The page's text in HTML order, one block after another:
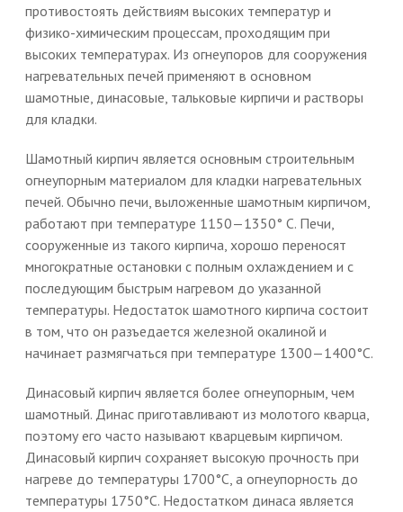
противостоять действиям высоких температур и
физико-химическим процессам, проходящим при
высоких температурах. Из огнеупоров для сооружения
нагревательных печей применяют в основном
шамотные, динасовые, тальковые кирпичи и растворы
для кладки.
Шамотный кирпич является основным строительным
огнеупорным материалом для кладки нагревательных
печей. Обычно печи, выложенные шамотным кирпичом,
работают при температуре 1150—1350° С. Печи,
сооруженные из такого кирпича, хорошо переносят
многократные остановки с полным охлаждением и с
последующим быстрым нагревом до указанной
температуры. Недостаток шамотного кирпича состоит
в том, что он разъедается железной окалиной и
начинает размягчаться при температуре 1300—1400°С.
Динасовый кирпич является более огнеупорным, чем
шамотный. Динас приготавливают из молотого кварца,
поэтому его часто называют кварцевым кирпичом.
Динасовый кирпич сохраняет высокую прочность при
нагреве до температуры 1700°С, а огнеупорность до
температуры 1750°С. Недостатком динаса является